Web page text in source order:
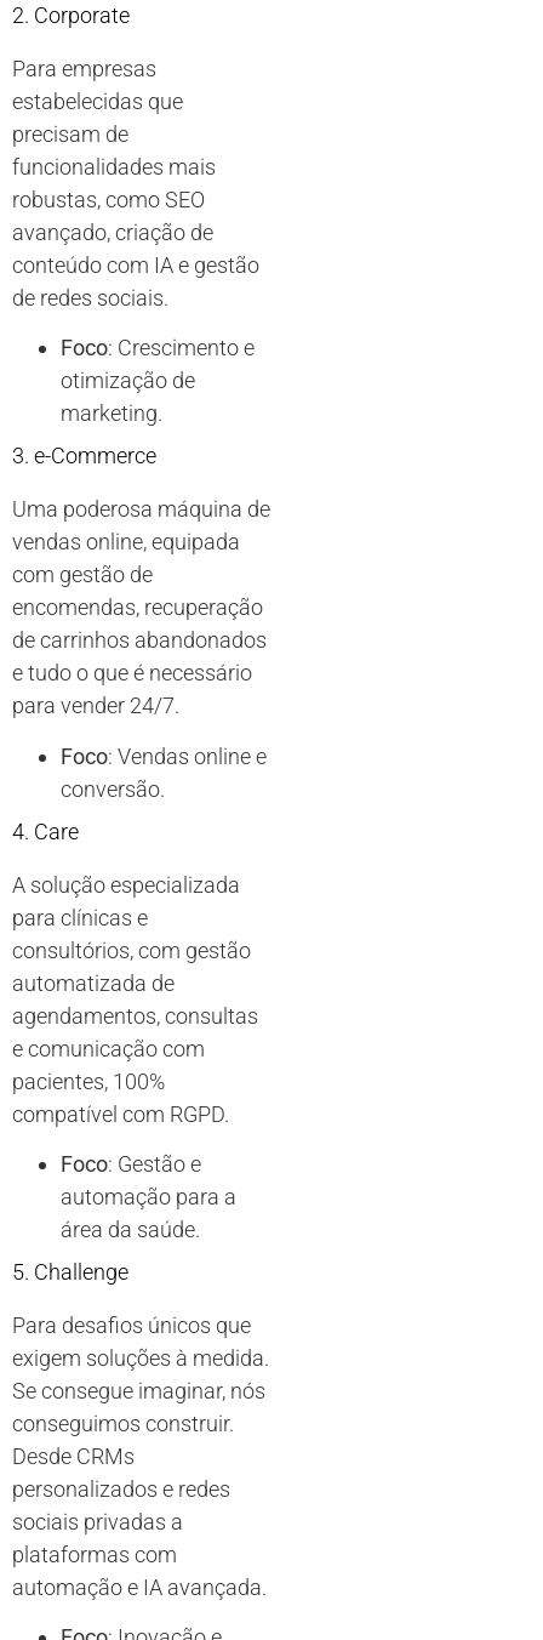
2. Corporate
Para empresas
estabelecidas que
precisam de
funcionalidades mais
robustas, como SEO
avançado, criação de
conteúdo com IA e gestão
de redes sociais.
Foco: Crescimento e
otimização de
marketing.
3. e-Commerce
Uma poderosa máquina de
vendas online, equipada
com gestão de
encomendas, recuperação
de carrinhos abandonados
e tudo o que é necessário
para vender 24/7.
Foco: Vendas online e
conversão.
4. Care
A solução especializada
para clínicas e
consultórios, com gestão
automatizada de
agendamentos, consultas
e comunicação com
pacientes, 100%
compatível com RGPD.
Foco: Gestão e
automação para a
área da saúde.
5. Challenge
Para desafios únicos que
exigem soluções à medida.
Se consegue imaginar, nós
conseguimos construir.
Desde CRMs
personalizados e redes
sociais privadas a
plataformas com
automação e IA avançada.